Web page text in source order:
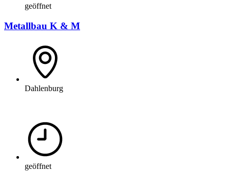
geöffnet
Metallbau K & M
Dahlenburg
geöffnet